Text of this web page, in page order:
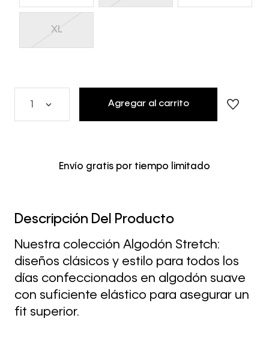
XL
Agregar al carrito
Envío gratis por tiempo limitado
Descripción Del Producto
Nuestra colección Algodón Stretch:
diseños clásicos y estilo para todos los
días confeccionados en algodón suave
con suficiente elástico para asegurar un
fit superior.